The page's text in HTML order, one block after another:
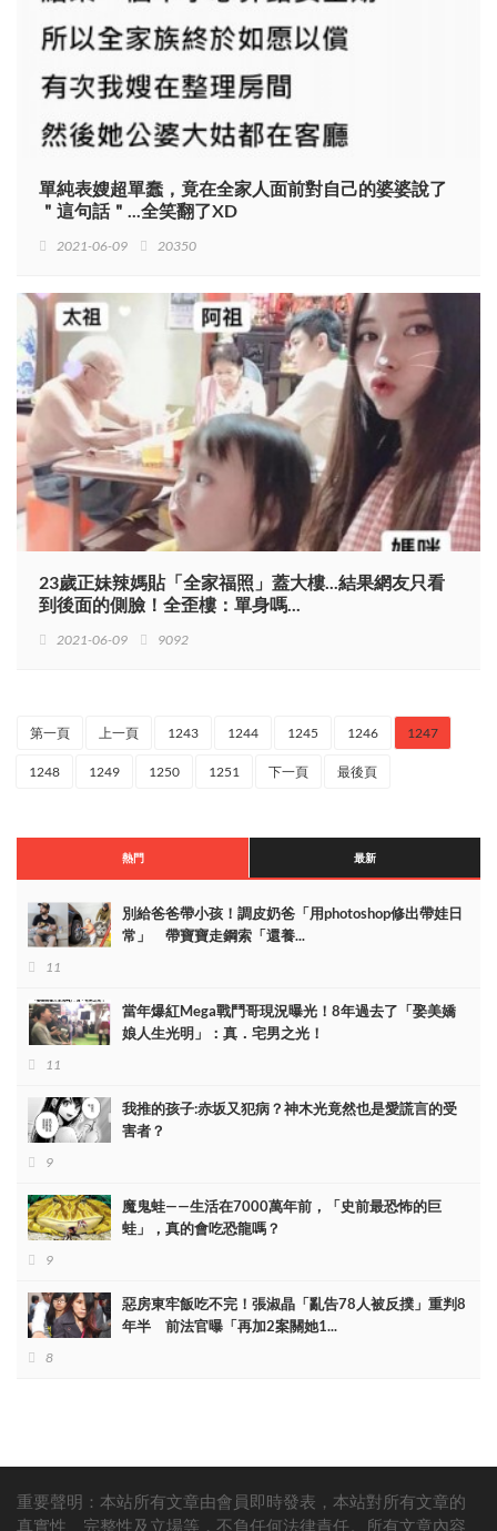
單純表嫂超單蠢，竟在全家人面前對自己的婆婆說了
＂這句話＂...全笑翻了XD
2021-06-09 20350
23歲正妹辣媽貼「全家福照」蓋大樓...結果網友只看
到後面的側臉！全歪樓：單身嗎...
2021-06-09 9092
第一頁 上一頁 1243 1244 1245 1246 1247
1248 1249 1250 1251 下一頁 最後頁
熱門 最新
別給爸爸帶小孩！調皮奶爸「用photoshop修出帶娃日
常」 帶寶寶走鋼索「還養...
11
當年爆紅Mega戰鬥哥現況曝光！8年過去了「娶美嬌
娘人生光明」：真．宅男之光！
11
我推的孩子:赤坂又犯病？神木光竟然也是愛謊言的受
害者？
9
魔鬼蛙——生活在7000萬年前，「史前最恐怖的巨
蛙」，真的會吃恐龍嗎？
9
惡房東牢飯吃不完！張淑晶「亂告78人被反撲」重判8
年半 前法官曝「再加2案關她1...
8
重要聲明：本站所有文章由會員即時發表，本站對所有文章的
真實性、完整性及立場等，不負任何法律責任。所有文章內容